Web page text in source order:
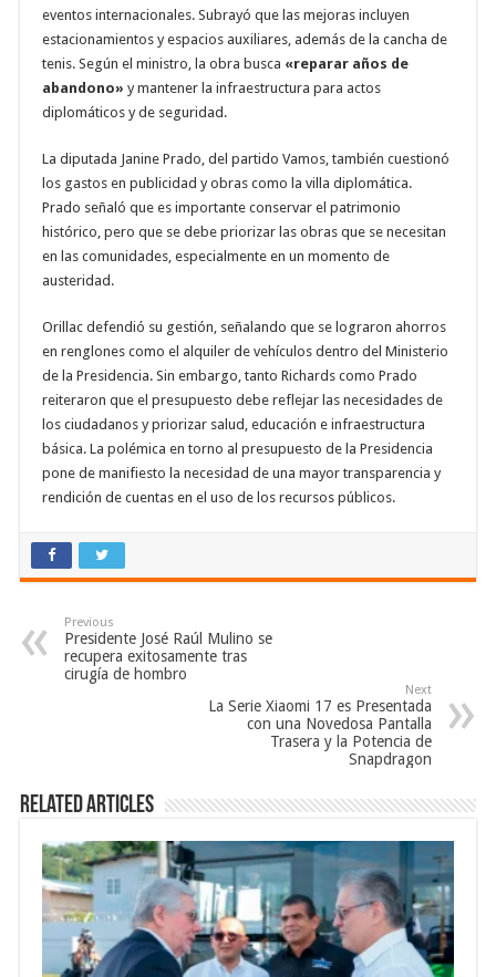
eventos internacionales. Subrayó que las mejoras incluyen
estacionamientos y espacios auxiliares, además de la cancha de
tenis. Según el ministro, la obra busca «reparar años de
abandono» y mantener la infraestructura para actos
diplomáticos y de seguridad.
La diputada Janine Prado, del partido Vamos, también cuestionó
los gastos en publicidad y obras como la villa diplomática.
Prado señaló que es importante conservar el patrimonio
histórico, pero que se debe priorizar las obras que se necesitan
en las comunidades, especialmente en un momento de
austeridad.
Orillac defendió su gestión, señalando que se lograron ahorros
en renglones como el alquiler de vehículos dentro del Ministerio
de la Presidencia. Sin embargo, tanto Richards como Prado
reiteraron que el presupuesto debe reflejar las necesidades de
los ciudadanos y priorizar salud, educación e infraestructura
básica. La polémica en torno al presupuesto de la Presidencia
pone de manifiesto la necesidad de una mayor transparencia y
rendición de cuentas en el uso de los recursos públicos.
Previous
Presidente José Raúl Mulino se
recupera exitosamente tras
cirugía de hombro
Next
La Serie Xiaomi 17 es Presentada
con una Novedosa Pantalla
Trasera y la Potencia de
Snapdragon
Related Articles